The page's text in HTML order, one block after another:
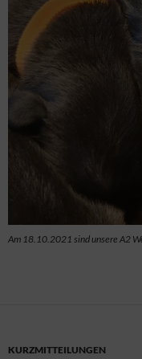
Am 18.10.2021 sind unsere A2
KURZMITTEILUNGEN